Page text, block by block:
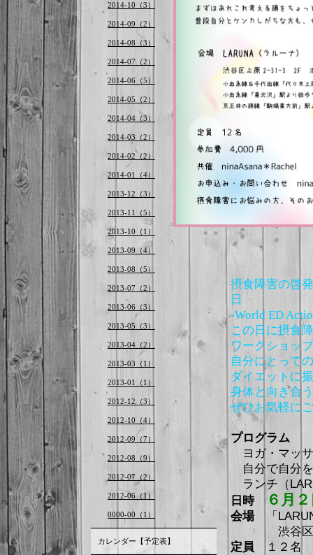
摂食障害の啓
日
-World ED
この日に摂食
ワークショッ
自分にとって
ダイエットに
身体と向き合
ぜひお気軽に
プログラム
ヨガ・マッ
自分で自分
ランチ（
日時
６月
会場「
渋谷区上
定員 １２名
2014-10（3）
2014-09（2）
2014-08（3）
2014-07（2）
2014-06（5）
2014-05（2）
2014-04（3）
2014-03（2）
2014-02（2）
2014-01（4）
2013-12（3）
2013-11（5）
2013-10（1）
2013-09（4）
2013-08（5）
2013-07（2）
2013-06（3）
2013-05（3）
2013-04（2）
2013-03（1）
2013-01（1）
2012-12（3）
2012-10（4）
2012-09（7）
2012-08（9）
2012-07（2）
2012-06（1）
0000-00（1）
カレンダー【予定表】